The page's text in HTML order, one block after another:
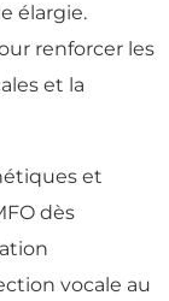
élargie.
renforcer les
et la
et
dès
vocale au